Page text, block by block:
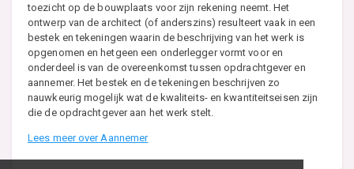
toezicht op de bouwplaats voor zijn rekening neemt. Het
ontwerp van de architect (of anderszins) resulteert vaak in een
bestek en tekeningen waarin de beschrijving van het werk is
opgenomen en hetgeen een onderlegger vormt voor en
onderdeel is van de overeenkomst tussen opdrachtgever en
aannemer. Het bestek en de tekeningen beschrijven zo
nauwkeurig mogelijk wat de kwaliteits- en kwantiteitseisen zijn
die de opdrachtgever aan het werk stelt.
Lees meer over Aannemer